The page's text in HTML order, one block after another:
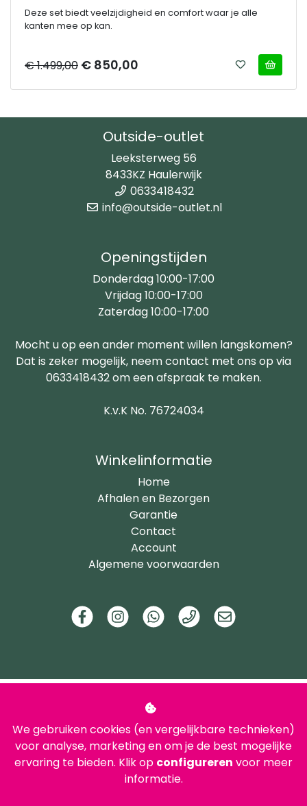
Deze set biedt veelzijdigheid en comfort waar je alle
kanten mee op kan.
€ 1.499,00 € 850,00
We gebruiken cookies (en vergelijkbare technieken)
voor analyse, marketing en om je de best mogelijke
ervaring te bieden. Klik op configureren voor meer
informatie.
Outside-outlet
Leeksterweg 56
8433KZ Haulerwijk
0633418432
info@outside-outlet.nl
Openingstijden
Donderdag 10:00-17:00
Vrijdag 10:00-17:00
Zaterdag 10:00-17:00
Mocht u op een ander moment willen langskomen?
Dat is zeker mogelijk, neem contact met ons op via
0633418432 om een afspraak te maken.
K.v.K No. 76724034
Winkelinformatie
Home
Afhalen en Bezorgen
Garantie
Contact
Account
Algemene voorwaarden